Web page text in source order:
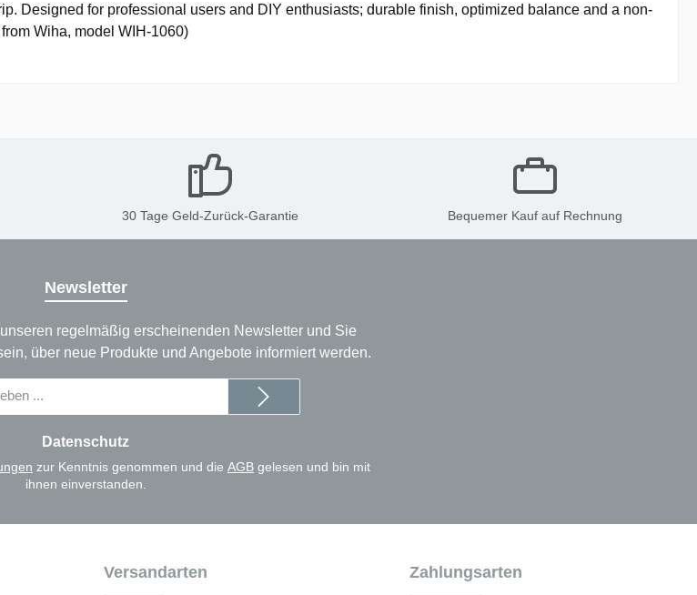
Designed for professional users and DIY enthusiasts; durable finish, optimized balance and a non-
Wiha, model WIH-1060)
30 Tage Geld-Zurück-Garantie Bequemer Kauf auf Rechnung
Newsletter
regelmäßig erscheinenden Newsletter und Sie
über neue Produkte und Angebote informiert werden.
Datenschutz
zur Kenntnis genommen und die AGB gelesen und bin mit
ihnen einverstanden.
Versandarten Zahlungsarten